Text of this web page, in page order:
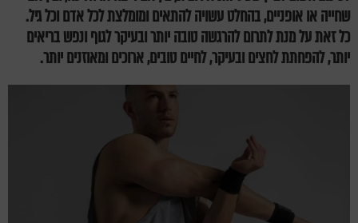
שחייה או אופניים, בהחלט עשויה להתאים ומומלצת לכל אדם וכל גיל.
כל זאת על מנת לתרום להרגשה טובה יותר ובעיקר לגוף ונפש בריאים
יותר, להפחתת לחצים ובעיקר, לחיים טובים, ארוכים ומאוזנים יותר.